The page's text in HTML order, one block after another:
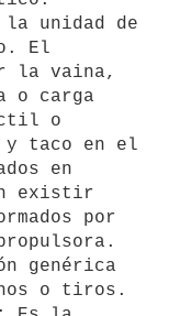
El
la vaina,
o carga
o
y taco en el
en
existir
por
o tiros.